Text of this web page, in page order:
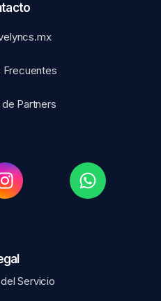
Frecuentes
Partners
Servicio